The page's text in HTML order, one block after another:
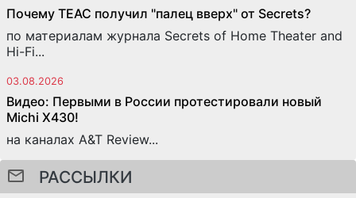
Почему TEAC получил "палец вверх" от Secrets?
по материалам журнала Secrets of Home Theater and
Hi-Fi...
03.08.2026
Видео: Первыми в России протестировали новый
Michi X430!
на каналах A&T Review...
РАССЫЛКИ